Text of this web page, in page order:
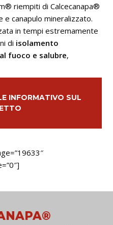
riempiti di Calcecanapa®
canapulo mineralizzato.
in tempi estremamente
di isolamento
fuoco e salubre,
INFORMATIVO SUL